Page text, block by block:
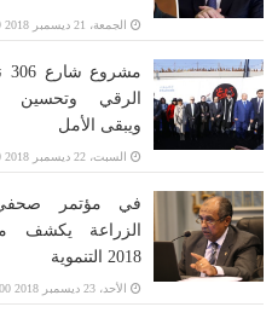
الجمعة، 21 ديسمبر 2018 10:19 م
الرقي وتحسين
ويبقى الأمل
السبت، 22 ديسمبر 2018 01:00 م
في مؤتمر
الزراعة يكشف
2018 التنموية
الأحد، 23 ديسمبر 2018 06:00 م